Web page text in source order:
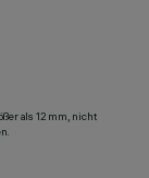
als 12 mm, nicht